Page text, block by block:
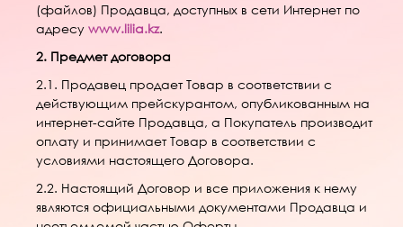
(файлов) Продавца, доступных в сети Интернет по
адресу www.lilia.kz.
2. Предмет договора
2.1. Продавец продает Товар в соответствии с
действующим прейскурантом, опубликованным на
интернет-сайте Продавца, а Покупатель производит
оплату и принимает Товар в соответствии с
условиями настоящего Договора.
2.2. Настоящий Договор и все приложения к нему
являются официальными документами Продавца и